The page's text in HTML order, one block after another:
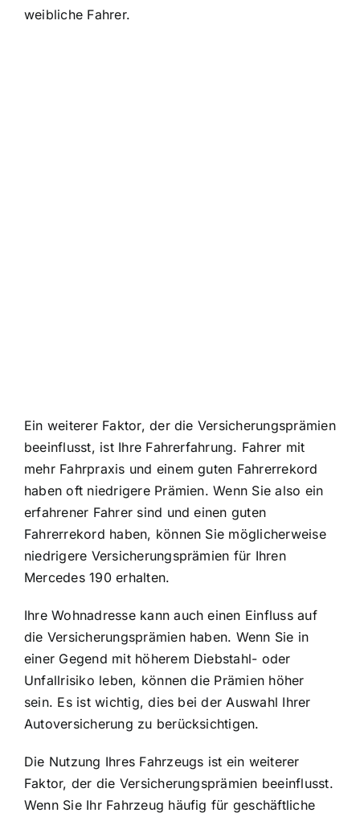
weibliche Fahrer.
Ein weiterer Faktor, der die Versicherungsprämien
beeinflusst, ist Ihre Fahrerfahrung. Fahrer mit
mehr Fahrpraxis und einem guten Fahrerrekord
haben oft niedrigere Prämien. Wenn Sie also ein
erfahrener Fahrer sind und einen guten
Fahrerrekord haben, können Sie möglicherweise
niedrigere Versicherungsprämien für Ihren
Mercedes 190 erhalten.
Ihre Wohnadresse kann auch einen Einfluss auf
die Versicherungsprämien haben. Wenn Sie in
einer Gegend mit höherem Diebstahl- oder
Unfallrisiko leben, können die Prämien höher
sein. Es ist wichtig, dies bei der Auswahl Ihrer
Autoversicherung zu berücksichtigen.
Die Nutzung Ihres Fahrzeugs ist ein weiterer
Faktor, der die Versicherungsprämien beeinflusst.
Wenn Sie Ihr Fahrzeug häufig für geschäftliche